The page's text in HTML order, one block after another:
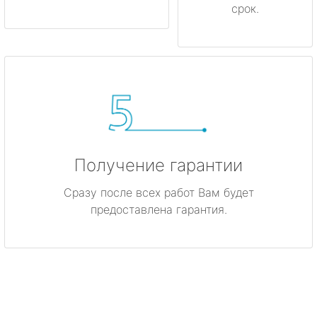
срок.
Получение гарантии
Сразу после всех работ Вам будет
предоставлена гарантия.